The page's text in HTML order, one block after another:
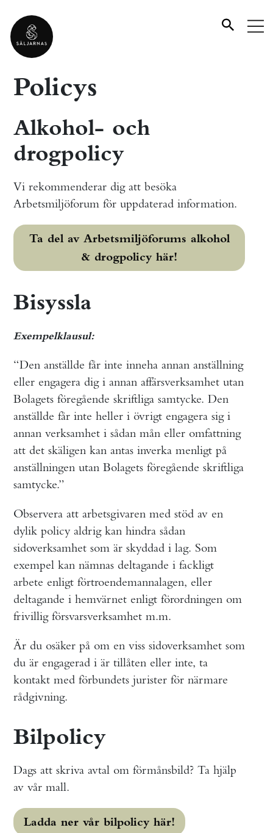
Policys
Alkohol- och
drogpolicy
Vi rekommenderar dig att besöka
Arbetsmiljöforum för uppdaterad information.
Ta del av Arbetsmiljöforums alkohol
& drogpolicy här!
Bisyssla
Exempelklausul:
“Den anställde får inte inneha annan anställning
eller engagera dig i annan affärsverksamhet utan
Bolagets föregående skriftliga samtycke. Den
anställde får inte heller i övrigt engagera sig i
annan verksamhet i sådan mån eller omfattning
att det skäligen kan antas inverka menligt på
anställningen utan Bolagets föregående skriftliga
samtycke.”
Observera att arbetsgivaren med stöd av en
dylik policy aldrig kan hindra sådan
sidoverksamhet som är skyddad i lag. Som
exempel kan nämnas deltagande i fackligt
arbete enligt förtroendemannalagen, eller
deltagande i hemvärnet enligt förordningen om
frivillig försvarsverksamhet m.m.
Är du osäker på om en viss sidoverksamhet som
du är engagerad i är tillåten eller inte, ta
kontakt med förbundets jurister för närmare
rådgivning.
Bilpolicy
Dags att skriva avtal om förmånsbild? Ta hjälp
av vår mall.
Ladda ner vår bilpolicy här!